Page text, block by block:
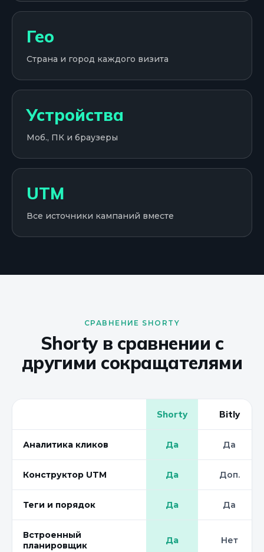
Гео
Страна и город каждого визита
Устройства
Моб., ПК и браузеры
UTM
Все источники кампаний вместе
СРАВНЕНИЕ SHORTY
Shorty в сравнении с
другими сокращателями
Shorty Bitly
Аналитика кликов Да Да
Конструктор UTM Да Доп.
Теги и порядок Да Да
Встроенный
планировщик
Да Нет